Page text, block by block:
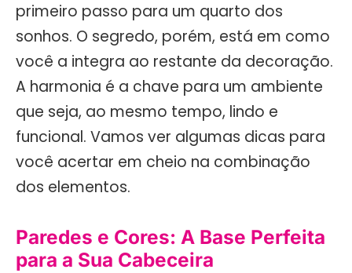
primeiro passo para um quarto dos
sonhos. O segredo, porém, está em como
você a integra ao restante da decoração.
A harmonia é a chave para um ambiente
que seja, ao mesmo tempo, lindo e
funcional. Vamos ver algumas dicas para
você acertar em cheio na combinação
dos elementos.
Paredes e Cores: A Base Perfeita
para a Sua Cabeceira